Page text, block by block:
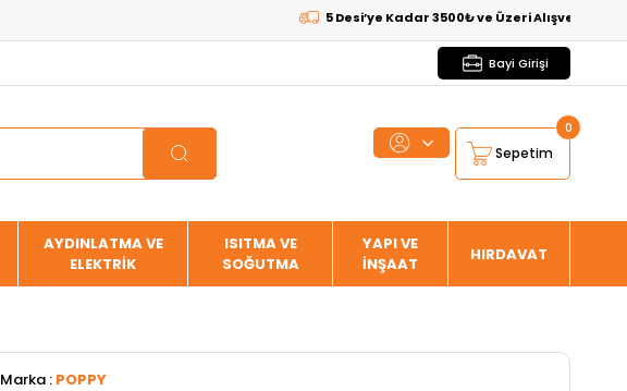
5 Desi’ye Kadar 3500₺ ve Üzeri Alışverişlerde
Bayi Girişi
Sepetim
0
AYDINLATMA VE
ELEKTRİK
ISITMA VE
SOĞUTMA
YAPI VE
İNŞAAT
HIRDAVAT
Marka : POPPY